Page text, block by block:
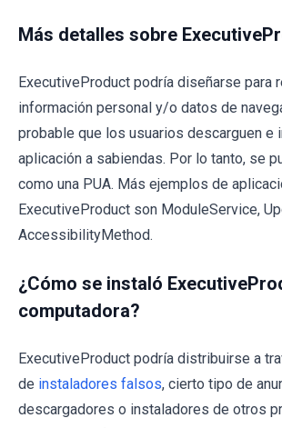
Más detalles sobre
ExecutiveProduct podría diseñarse para
información personal y/o datos de
probable que los usuarios descarguen e
aplicación a sabiendas. Por lo tanto, se
como una PUA. Más ejemplos de
ExecutiveProduct son ModuleService,
AccessibilityMethod.
¿Cómo se instaló
computadora?
ExecutiveProduct podría distribuirse a
de instaladores falsos, cierto tipo de
descargadores o instaladores de otros